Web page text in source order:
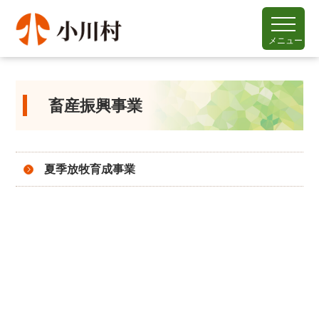
メニュー
畜産振興事業
夏季放牧育成事業